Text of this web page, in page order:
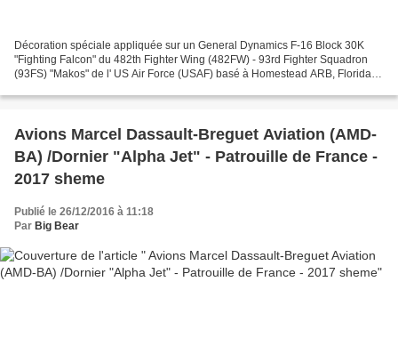
Décoration spéciale appliquée sur un General Dynamics F-16 Block 30K
"Fighting Falcon" du 482th Fighter Wing (482FW) - 93rd Fighter Squadron
(93FS) "Makos" de l' US Air Force (USAF) basé à Homestead ARB, Florida
Avions Marcel Dassault-Breguet Aviation (AMD-
BA) /Dornier "Alpha Jet" - Patrouille de France -
2017 sheme
Publié le 26/12/2016 à 11:18
Par Big Bear